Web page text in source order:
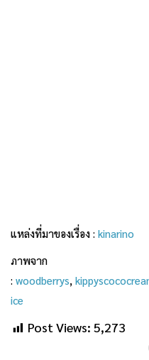
แหล่งที่มาของเรื่อง : kinarino
ภาพจาก
: woodberrys,
ice
Post Views: 5,273